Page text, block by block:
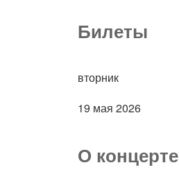
Билеты
вторник
19 мая 2026
О концерте